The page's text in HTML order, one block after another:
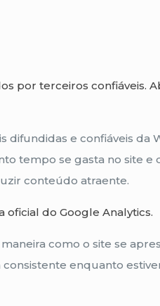
por terceiros confiáveis.
difundidas e confiáveis
tempo se gasta no site e
conteúdo atraente.
oficial do Google Analytics.
como o site se
enquanto